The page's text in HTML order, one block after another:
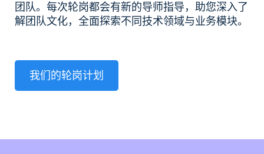
团队。每次轮岗都会有新的导师指导，助您深入了
解团队文化，全面探索不同技术领域与业务模块。
我们的轮岗计划